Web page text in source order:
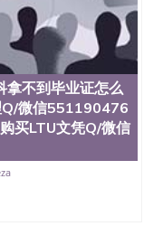
拿不到毕业证怎么
Q/微信551190476
买LTU文凭Q/微信